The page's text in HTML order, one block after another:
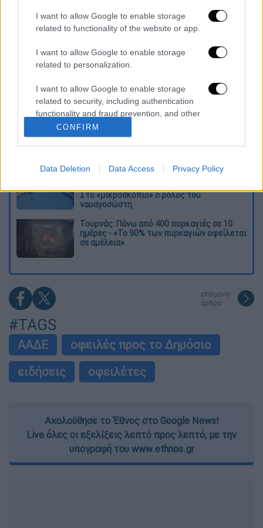
I want to allow Google to enable storage
related to functionality of the website or app.
I want to allow Google to enable storage
related to personalization.
I want to allow Google to enable storage
related to security, including authentication
functionality and fraud prevention, and other
user protection.
CONFIRM
Data Deletion Data Access Privacy Policy
Διαβάστε περισσότερα στοwww.imerisia.gr
Διαβάστε ακόμη
πλησίαζε τα 75 όταν τον αντάμωσε η δόξα –
Εκείνος που άλλαξε την πορεία της
Ιστορίας!
Ελισάβετ Κωνσταντινίδου στο ethnos.gr:
«Κάθε πόλεμος είναι ένας εμφύλιος, όλοι
είμαστε αδέλφια»
Στον εισαγγελέα ο ιδιοκτήτης του beach
Στο «μικροσκόπιο» ο ρόλος του
ναυαγοσώστη
Τουρνάς: Πάνω από 400 πυρκαγιές σε 10
ημέρες - «Το 90% των πυρκαγιών οφείλεται
σε αμέλεια»
επόμενο
άρθρο
#TAGS
ΑΑΔΕ
οφειλές προς το Δημόσιο
ειδήσεις
οφειλέτες
Ακολούθησε το Έθνος στο Google News!
Live όλες οι εξελίξεις λεπτό προς λεπτό, με την
υπογραφή του www.ethnos.gr